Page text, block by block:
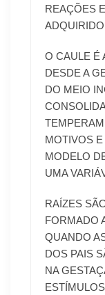
REAÇÕES
O CAULE É
DESDE A
DO MEIO
MOTIVOS
MODELO
UMA
RAÍZES
FORMADO
QUANDO
DOS PAIS
NA